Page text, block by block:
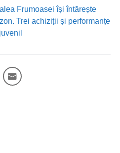
Frumoasei își întărește
Trei achiziții și performanțe